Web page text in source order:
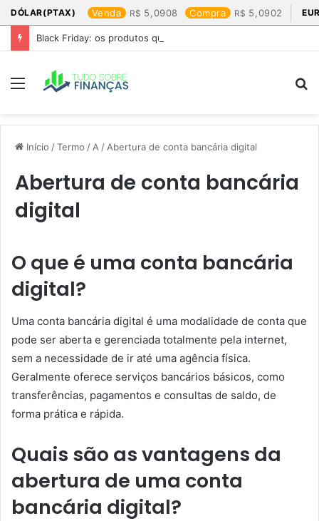
DÓLAR(PTAX) Venda 5,0908 Compra 5,0902
Black Friday: os produtos que mais valem a pena
Menu
Início /Termo / A / Abertura de conta bancária digital
Abertura de conta bancária
digital
O que é uma conta bancária
digital?
Uma conta bancária digital é uma modalidade de conta que
pode ser aberta e gerenciada totalmente pela internet,
sem a necessidade de ir até uma agência física.
Geralmente oferece serviços bancários básicos, como
transferências, pagamentos e consultas de saldo, de
forma prática e rápida.
Quais são as vantagens da
abertura de uma conta
bancária digital?